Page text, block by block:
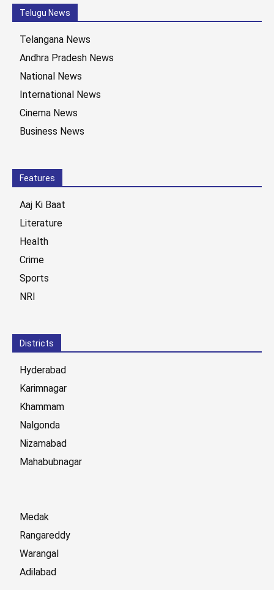
Telugu News
Telangana News
Andhra Pradesh News
National News
International News
Cinema News
Business News
Features
Aaj Ki Baat
Literature
Health
Crime
Sports
NRI
Districts
Hyderabad
Karimnagar
Khammam
Nalgonda
Nizamabad
Mahabubnagar
Medak
Rangareddy
Warangal
Adilabad